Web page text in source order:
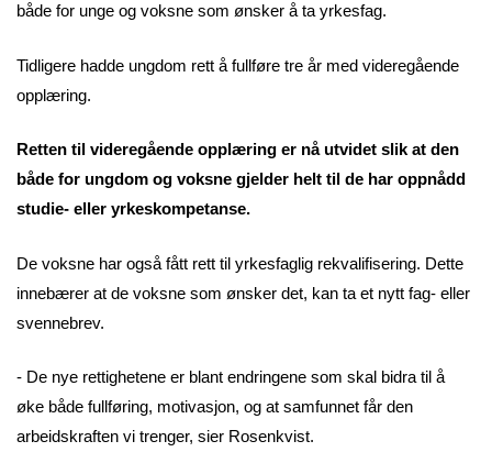
både for unge og voksne som ønsker å ta yrkesfag.
Tidligere hadde ungdom rett å fullføre tre år med videregående
opplæring.
Retten til videregående opplæring er nå utvidet slik at den
både for ungdom og voksne gjelder helt til de har oppnådd
studie- eller yrkeskompetanse.
De voksne har også fått rett til yrkesfaglig rekvalifisering. Dette
innebærer at de voksne som ønsker det, kan ta et nytt fag- eller
svennebrev.
- De nye rettighetene er blant endringene som skal bidra til å
øke både fullføring, motivasjon, og at samfunnet får den
arbeidskraften vi trenger, sier Rosenkvist.